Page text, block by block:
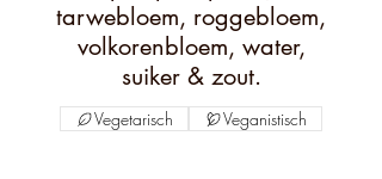
tarwebloem, roggebloem,
volkorenbloem, water,
suiker & zout.
Vegetarisch Veganistisch